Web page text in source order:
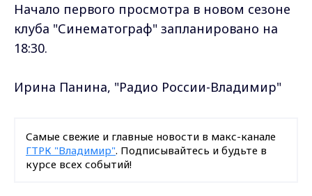
Начало первого просмотра в новом сезоне
клуба "Синематограф" запланировано на
18:30.
Ирина Панина, "Радио России-Владимир"
Самые свежие и главные новости в макс-канале
ГТРК "Владимир". Подписывайтесь и будьте в
курсе всех событий!